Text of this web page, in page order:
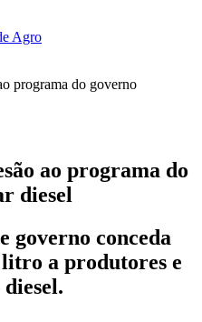
ao programa do
diesel
governo conceda
a produtores e